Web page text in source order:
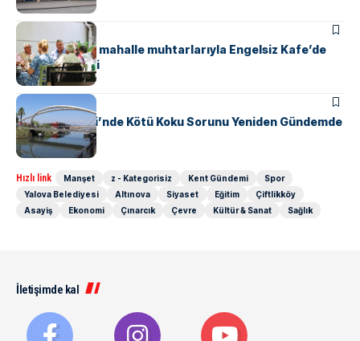
KENT GÜNDEMI
Başkan Gürel, mahalle muhtarlarıyla Engelsiz Kafe’de
bir araya geldi
KENT GÜNDEMI
Safran Deresi’nde Kötü Koku Sorunu Yeniden Gündemde
Hızlı link Manşet z - Kategorisiz Kent Gündemi
Spor
Yalova Belediyesi
Altınova Siyaset Eğitim
Çiftlikköy
Asayiş
Ekonomi Çınarcık Çevre Kültür & Sanat Sağlık
İletişimde kal